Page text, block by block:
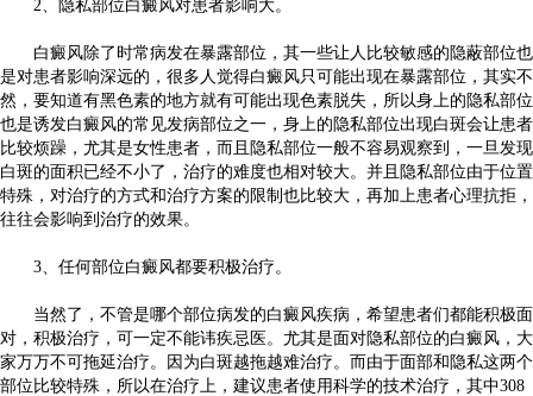
2、隐私部位白癜风对患者影响大。
白癜风除了时常病发在暴露部位，其一些让人比较敏感的隐蔽部位也
是对患者影响深远的，很多人觉得白癜风只可能出现在暴露部位，其实不
然，要知道有黑色素的地方就有可能出现色素脱失，所以身上的隐私部位
也是诱发白癜风的常见发病部位之一，身上的隐私部位出现白斑会让患者
比较烦躁，尤其是女性患者，而且隐私部位一般不容易观察到，一旦发现
白斑的面积已经不小了，治疗的难度也相对较大。并且隐私部位由于位置
特殊，对治疗的方式和治疗方案的限制也比较大，再加上患者心理抗拒，
往往会影响到治疗的效果。
3、任何部位白癜风都要积极治疗。
当然了，不管是哪个部位病发的白癜风疾病，希望患者们都能积极面
对，积极治疗，可一定不能讳疾忌医。尤其是面对隐私部位的白癜风，大
家万万不可拖延治疗。因为白斑越拖越难治疗。而由于面部和隐私这两个
部位比较特殊，所以在治疗上，建议患者使用科学的技术治疗，其中308